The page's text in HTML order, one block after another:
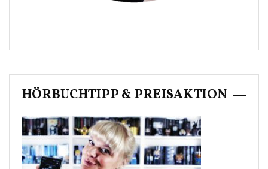
HÖRBUCHTIPP & PREISAKTION